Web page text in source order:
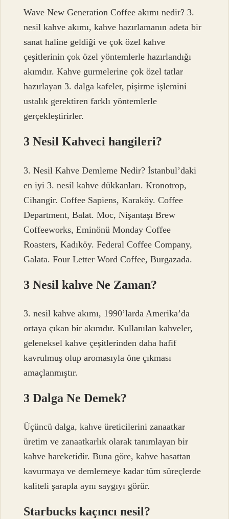
Wave New Generation Coffee akımı nedir? 3.
nesil kahve akımı, kahve hazırlamanın adeta bir
sanat haline geldiği ve çok özel kahve
çeşitlerinin çok özel yöntemlerle hazırlandığı
akımdır. Kahve gurmelerine çok özel tatlar
hazırlayan 3. dalga kafeler, pişirme işlemini
ustalık gerektiren farklı yöntemlerle
gerçekleştirirler.
3 Nesil Kahveci hangileri?
3. Nesil Kahve Demleme Nedir? İstanbul’daki
en iyi 3. nesil kahve dükkanları. Kronotrop,
Cihangir. Coffee Sapiens, Karaköy. Coffee
Department, Balat. Moc, Nişantaşı Brew
Coffeeworks, Eminönü Monday Coffee
Roasters, Kadıköy. Federal Coffee Company,
Galata. Four Letter Word Coffee, Burgazada.
3 Nesil kahve Ne Zaman?
3. nesil kahve akımı, 1990’larda Amerika’da
ortaya çıkan bir akımdır. Kullanılan kahveler,
geleneksel kahve çeşitlerinden daha hafif
kavrulmuş olup aromasıyla öne çıkması
amaçlanmıştır.
3 Dalga Ne Demek?
Üçüncü dalga, kahve üreticilerini zanaatkar
üretim ve zanaatkarlık olarak tanımlayan bir
kahve hareketidir. Buna göre, kahve hasattan
kavurmaya ve demlemeye kadar tüm süreçlerde
kaliteli şarapla aynı saygıyı görür.
Starbucks kaçıncı nesil?